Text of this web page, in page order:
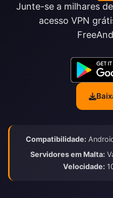
Junte-se a milhares
acesso VPN
Compatibilidade:
Servidores em Malta:
Velocidade: